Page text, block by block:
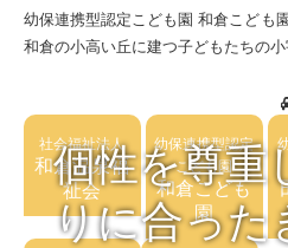
幼保連携型認定こども園 和倉こど
和倉の小高い丘に建つ子どもたちの
社会福祉法人
和倉温泉福
祉会
幼保連携型認定
こども園
和倉こども
園
個性を尊重
りに合った